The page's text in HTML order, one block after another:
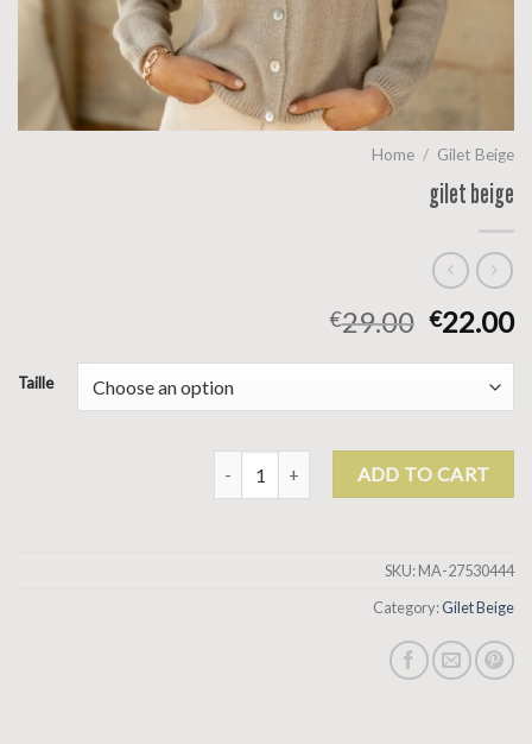
Home / Gilet Beige
gilet beige
€29.00 €22.00
Taille
ADD TO CART
SKU:MA-27530444
Category:Gilet Beige